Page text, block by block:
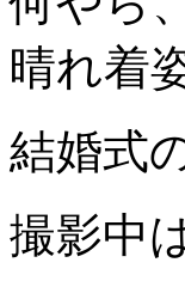
晴れ着
結婚式
撮影中